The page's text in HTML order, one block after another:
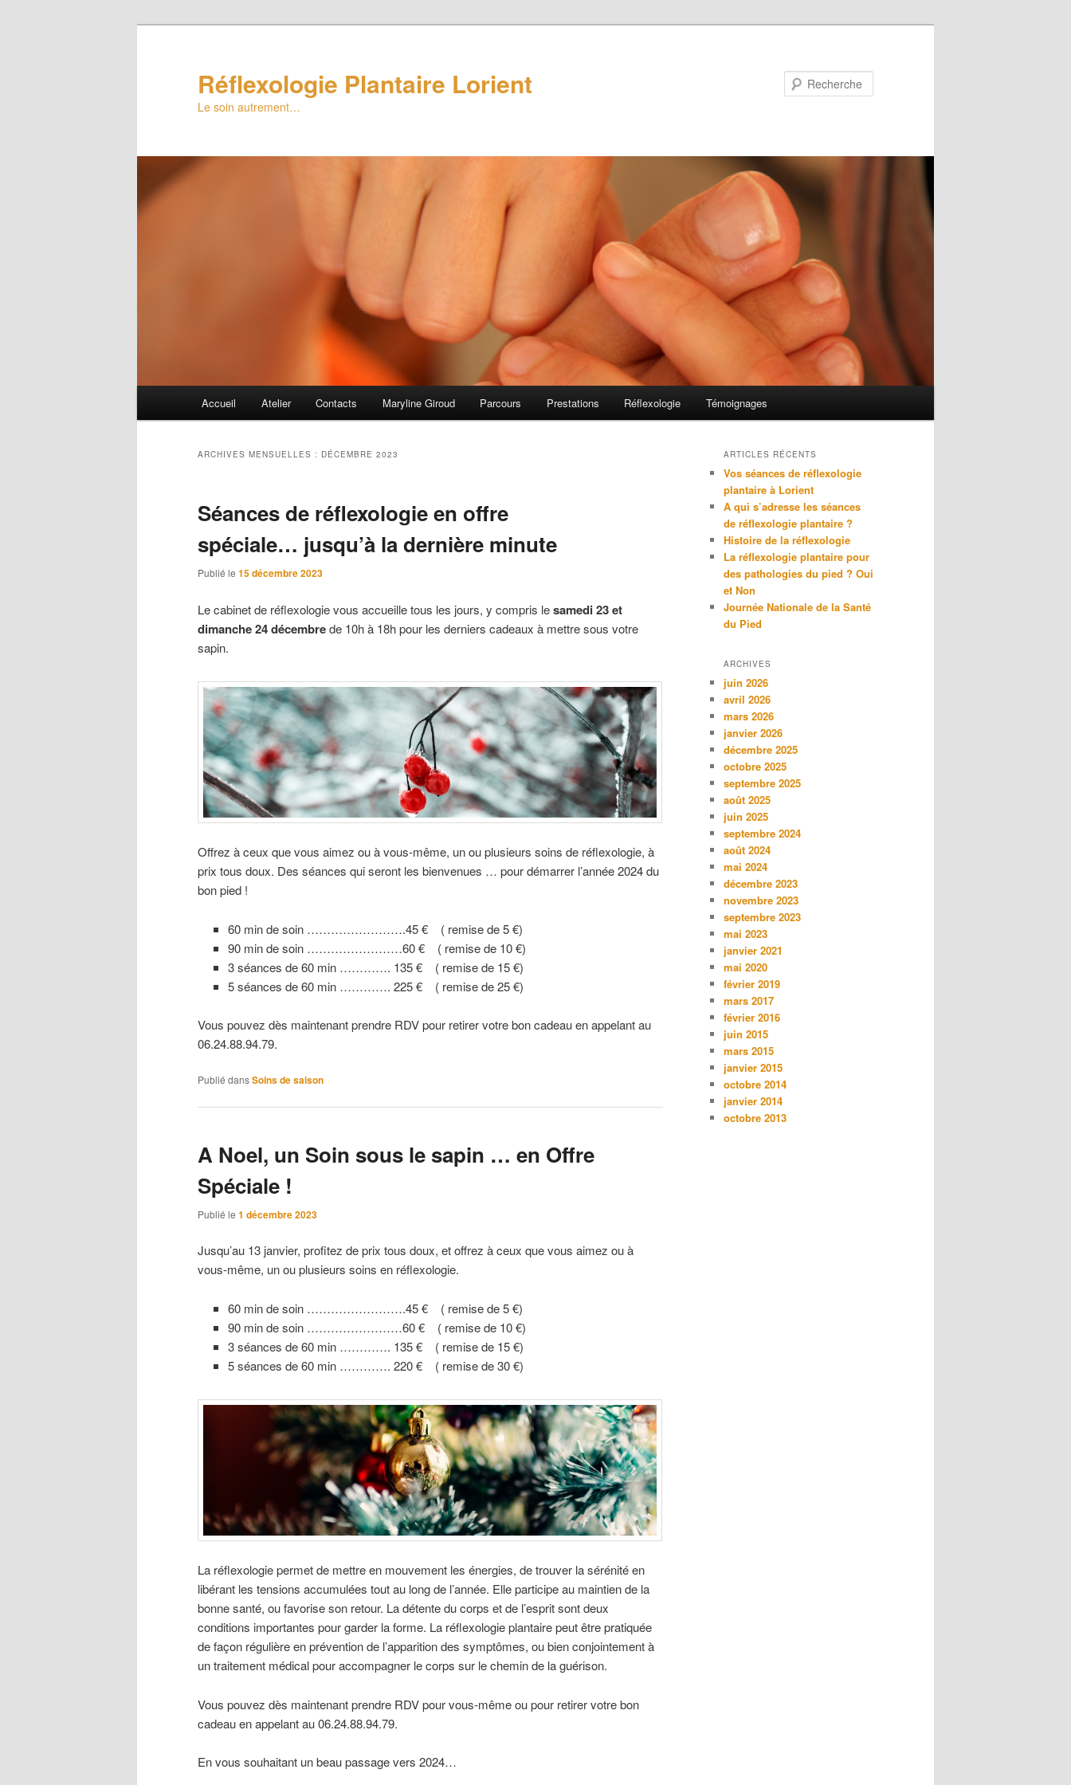
Réflexologie Plantaire Lorient
Le soin autrement…
Aller au contenu principal
Aller au contenu secondaire
Accueil Atelier Contacts Maryline Giroud Parcours Prestations Réflexologie Témoignages
ARCHIVES MENSUELLES : DÉCEMBRE 2023
Séances de réflexologie en offre
spéciale… jusqu’à la dernière minute
Publié le 15 décembre 2023
Le cabinet de réflexologie vous accueille tous les jours, y compris lesamedi 23 et
dimanche 24 décembrede 10h à 18h pour les derniers cadeaux à mettre sous votre
sapin.
Offrez à ceux que vous aimez ou à vous-même, un ou plusieurs soins de réflexologie, à
prix tous doux. Des séances qui seront les bienvenues … pour démarrer l’année 2024 du
bon pied !
60 min de soin …………………….45 € ( remise de 5 €)
90 min de soin ……………………60 € ( remise de 10 €)
3 séances de 60 min …………. 135 € ( remise de 15 €)
5 séances de 60 min …………. 225 € ( remise de 25 €)
Vous pouvez dès maintenant prendre RDV pour retirer votre bon cadeau en appelant au
06.24.88.94.79.
Publié dansSoins de saison
A Noel, un Soin sous le sapin … en Offre
Spéciale !
Publié le 1 décembre 2023
Jusqu’au 13 janvier, profitez de prix tous doux, et offrez à ceux que vous aimez ou à
vous-même, un ou plusieurs soins en réflexologie.
60 min de soin …………………….45 € ( remise de 5 €)
90 min de soin ……………………60 € ( remise de 10 €)
3 séances de 60 min …………. 135 € ( remise de 15 €)
5 séances de 60 min …………. 220 € ( remise de 30 €)
La réflexologie permet de mettre en mouvement les énergies, de trouver la sérénité en
libérant les tensions accumulées tout au long de l’année. Elle participe au maintien de la
bonne santé, ou favorise son retour. La détente du corps et de l’esprit sont deux
conditions importantes pour garder la forme. La réflexologie plantaire peut être pratiquée
de façon régulière en prévention de l’apparition des symptômes, ou bien conjointement à
un traitement médical pour accompagner le corps sur le chemin de la guérison.
Vous pouvez dès maintenant prendre RDV pour vous-même ou pour retirer votre bon
cadeau en appelant au 06.24.88.94.79.
En vous souhaitant un beau passage vers 2024…
ARTICLES RÉCENTS
Vos séances de réflexologie
plantaire à Lorient
A qui s’adresse les séances
de réflexologie plantaire ?
Histoire de la réflexologie
La réflexologie plantaire pour
des pathologies du pied ? Oui
et Non
Journée Nationale de la Santé
du Pied
ARCHIVES
juin 2026
avril 2026
mars 2026
janvier 2026
décembre 2025
octobre 2025
septembre 2025
août 2025
juin 2025
septembre 2024
août 2024
mai 2024
décembre 2023
novembre 2023
septembre 2023
mai 2023
janvier 2021
mai 2020
février 2019
mars 2017
février 2016
juin 2015
mars 2015
janvier 2015
octobre 2014
janvier 2014
octobre 2013